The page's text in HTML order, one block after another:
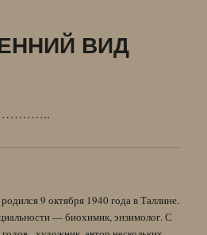
ВИД
9 октября 1940 года в Таллине.
— биохимик, энзимолог. С